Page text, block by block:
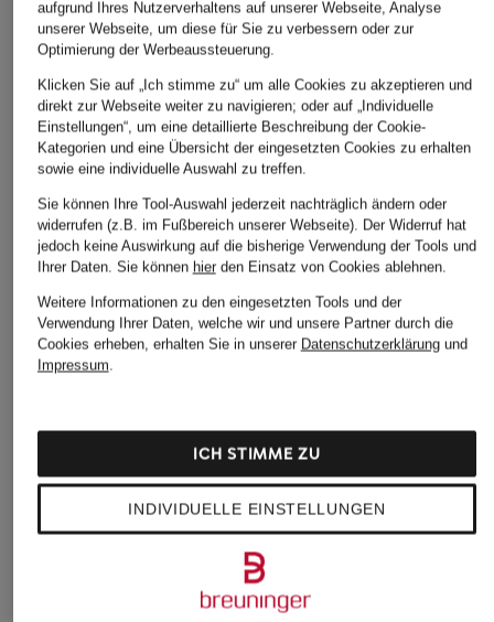
MONCLER
GRENOBLE
Daunen-Skijacke
LAMOURA
CHF 1'640
me°ru'
Softshell-Jacke
TOULOUSE
CHF 35
Ursprünglich:CHF 109
GOLDBERGH
Daunen-Skijacke
VILLAGE
Ursprünglich:CHF 700
Weitere Kategorien
Blaue WELLENSTEYN
WELLENSTEYN Jacken
SALE
WELLENSTEYN MOL
aufgrund Ihres Nutzerverhaltens auf unserer Webseite, Analyse
unserer Webseite, um diese für Sie zu verbessern oder zur
Optimierung der Werbeaussteuerung.
Klicken Sie auf „Ich stimme zu“ um alle Cookies zu akzeptieren und
direkt zur Webseite weiter zu navigieren; oder auf „Individuelle
Einstellungen“, um eine detaillierte Beschreibung der Cookie-
Kategorien und eine Übersicht der eingesetzten Cookies zu erhalten
sowie eine individuelle Auswahl zu treffen.
Sie können Ihre Tool-Auswahl jederzeit nachträglich ändern oder
widerrufen (z.B. im Fußbereich unserer Webseite). Der Widerruf hat
jedoch keine Auswirkung auf die bisherige Verwendung der Tools und
Ihrer Daten. Sie können hierden Einsatz von Cookies ablehnen.
Weitere Informationen zu den eingesetzten Tools und der
Verwendung Ihrer Daten, welche wir und unsere Partner durch die
Cookies erheben, erhalten Sie in unserer Datenschutzerklärungund
Impressum.
INDIVIDUELLE EINSTELLUNGEN
ICH STIMME ZU